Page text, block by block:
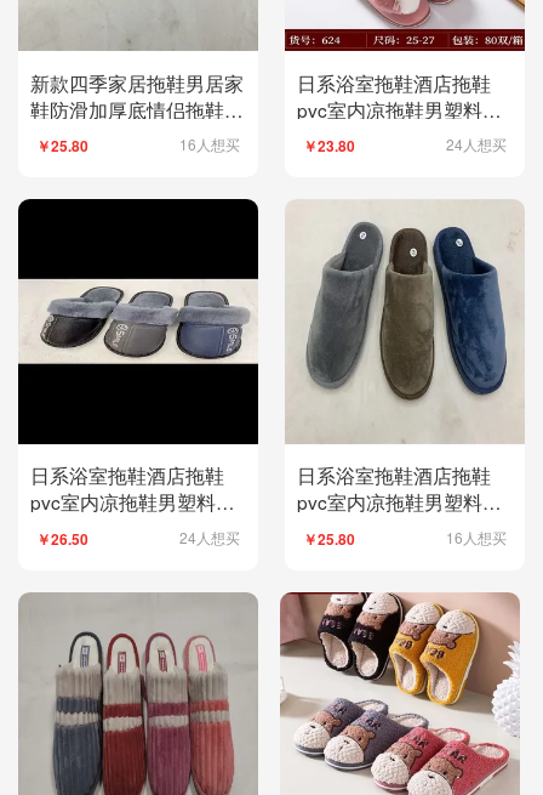
新款四季家居拖鞋男居家
鞋防滑加厚底情侣拖鞋浴
室女拖鞋批发70
￥25.80 16人想买
日系浴室拖鞋酒店拖鞋
pvc室内凉拖鞋男塑料家
居批发拖鞋112
￥23.80 24人想买
日系浴室拖鞋酒店拖鞋
pvc室内凉拖鞋男塑料家
居批发拖鞋61
￥26.50 24人想买
日系浴室拖鞋酒店拖鞋
pvc室内凉拖鞋男塑料家
居批发拖鞋69
￥25.80 16人想买